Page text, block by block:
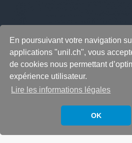
En poursuivant votre navigation
applications "unil.ch", vous
de cookies nous permettant
expérience utilisateur.
Lire les informations légales
OK